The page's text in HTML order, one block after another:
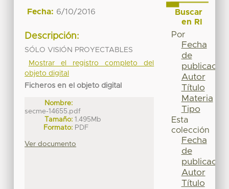
Fecha: 6/10/2016
Descripción:
SÓLO VISIÓN PROYECTABLES
Mostrar el registro completo del
objeto digital
Ficheros en el objeto digital
Nombre:
secme-14655.pdf
Tamaño: 1.495Mb
Formato: PDF
Ver documento
Buscar
en RI
Por
Fecha
de
publicación
Autor
Título
Materia
Tipo
Esta
colección
Fecha
de
publicación
Autor
Título